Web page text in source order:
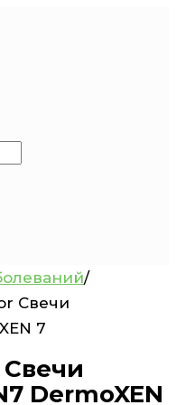
/
Свечи
7
DermoXEN